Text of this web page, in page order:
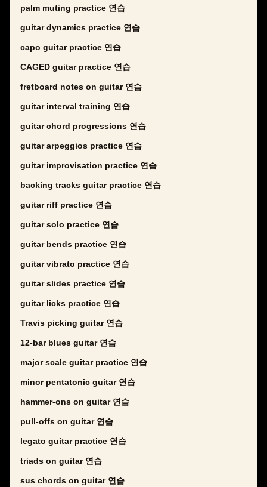
palm muting practice 연습
guitar dynamics practice 연습
capo guitar practice 연습
CAGED guitar practice 연습
fretboard notes on guitar 연습
guitar interval training 연습
guitar chord progressions 연습
guitar arpeggios practice 연습
guitar improvisation practice 연습
backing tracks guitar practice 연습
guitar riff practice 연습
guitar solo practice 연습
guitar bends practice 연습
guitar vibrato practice 연습
guitar slides practice 연습
guitar licks practice 연습
Travis picking guitar 연습
12-bar blues guitar 연습
major scale guitar practice 연습
minor pentatonic guitar 연습
hammer-ons on guitar 연습
pull-offs on guitar 연습
legato guitar practice 연습
triads on guitar 연습
sus chords on guitar 연습